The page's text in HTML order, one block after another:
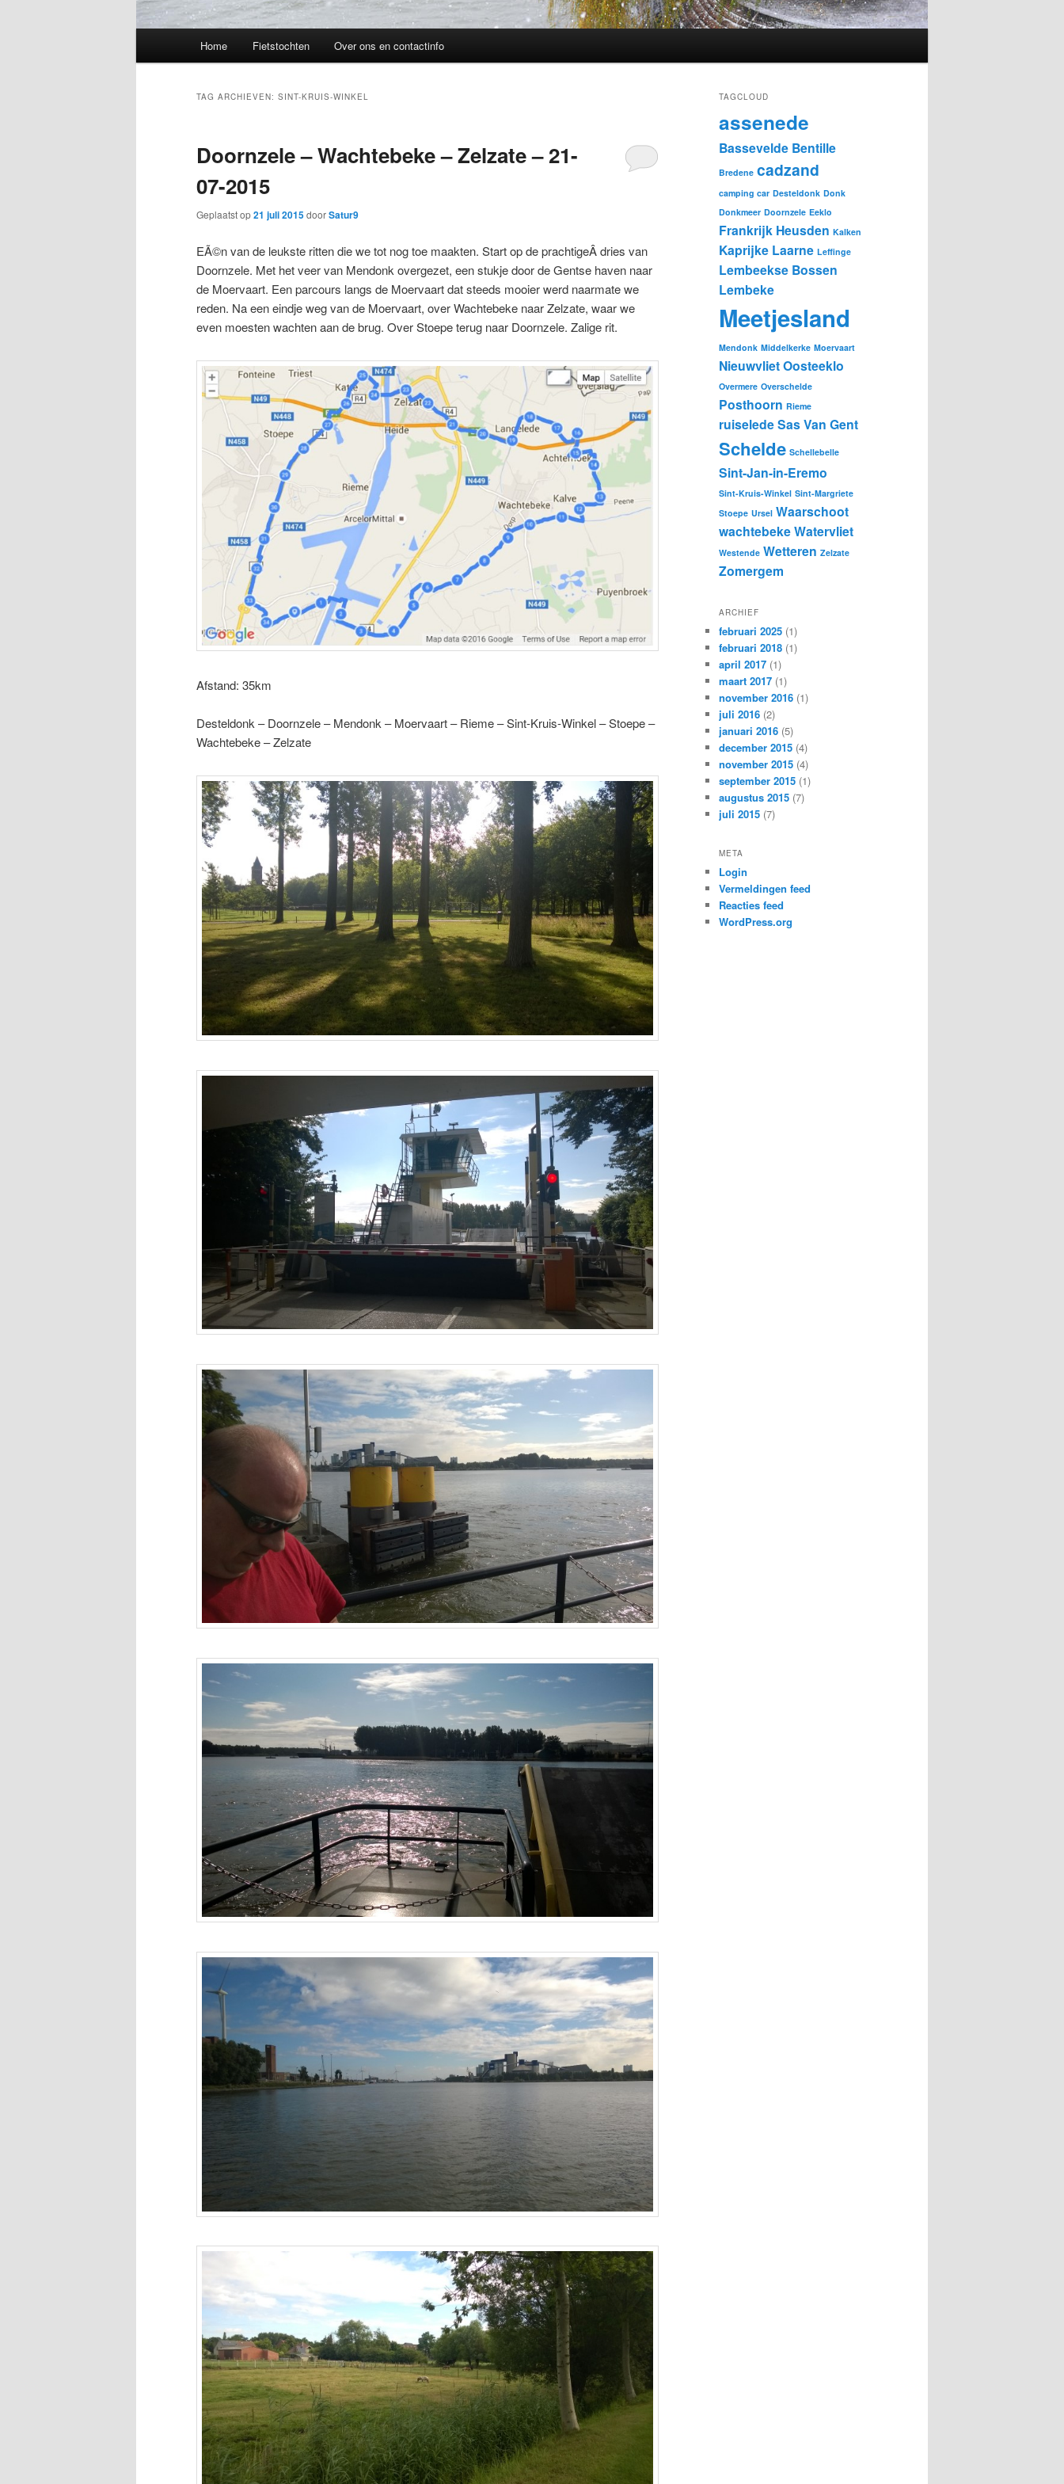
Home Fietstochten Over ons en contactinfo
TAG ARCHIEVEN: SINT-KRUIS-WINKEL
Doornzele – Wachtebeke – Zelzate – 21-
07-2015
Geplaatst op21 juli 2015doorSatur9
EÃ©n van de leukste ritten die we tot nog toe maakten. Start op de prachtigeÂ dries van
Doornzele. Met het veer van Mendonk overgezet, een stukje door de Gentse haven naar
de Moervaart. Een parcours langs de Moervaart dat steeds mooier werd naarmate we
reden. Na een eindje weg van de Moervaart, over Wachtebeke naar Zelzate, waar we
even moesten wachten aan de brug. Over Stoepe terug naar Doornzele. Zalige rit.
Afstand: 35km
Desteldonk – Doornzele – Mendonk – Moervaart – Rieme – Sint-Kruis-Winkel – Stoepe –
Wachtebeke – Zelzate
TAGCLOUD
assenede
Bassevelde Bentille
Bredene cadzand
camping car Desteldonk Donk
Donkmeer Doornzele Eeklo
Frankrijk Heusden Kalken
Kaprijke Laarne Leffinge
Lembeekse Bossen
Lembeke
Meetjesland
Mendonk Middelkerke Moervaart
NieuwvlietOosteeklo
Overmere Overschelde
Posthoorn Rieme
ruiseledeSas Van Gent
Schelde Schellebelle
Sint-Jan-in-Eremo
Sint-Kruis-Winkel Sint-Margriete
Stoepe Ursel Waarschoot
wachtebekeWatervliet
Westende Wetteren Zelzate
Zomergem
ARCHIEF
februari 2025 (1)
februari 2018 (1)
april 2017 (1)
maart 2017 (1)
november 2016 (1)
juli 2016 (2)
januari 2016 (5)
december 2015 (4)
november 2015 (4)
september 2015 (1)
augustus 2015 (7)
juli 2015 (7)
META
Login
Vermeldingen feed
Reacties feed
WordPress.org